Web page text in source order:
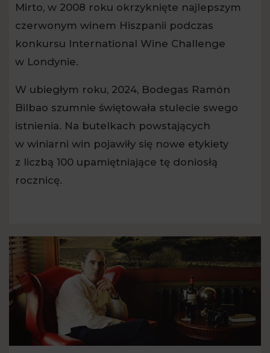
Mirto, w 2008 roku okrzyknięte najlepszym
czerwonym winem Hiszpanii podczas
konkursu International Wine Challenge
w Londynie.
W ubiegłym roku, 2024, Bodegas Ramón
Bilbao szumnie świętowała stulecie swego
istnienia. Na butelkach powstających
w winiarni win pojawiły się nowe etykiety
z liczbą 100 upamiętniające tę doniosłą
rocznicę.